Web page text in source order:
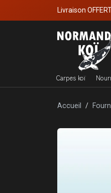
Livraison
Carpes koï
Accueil